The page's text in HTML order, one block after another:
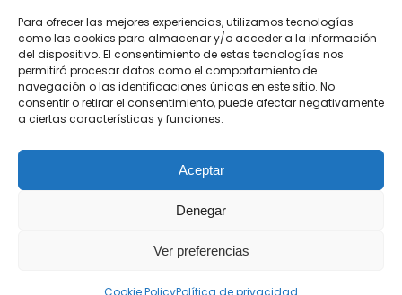
Para ofrecer las mejores experiencias, utilizamos tecnologías
como las cookies para almacenar y/o acceder a la información
del dispositivo. El consentimiento de estas tecnologías nos
permitirá procesar datos como el comportamiento de
navegación o las identificaciones únicas en este sitio. No
consentir o retirar el consentimiento, puede afectar negativamente
a ciertas características y funciones.
Aceptar
Denegar
Ver preferencias
Cookie PolicyPolítica de privacidad
Panel Cookies
Política de privacidad
contacto@nostresol.com
Canal de Denuncias
Trabaja con nosotros
contacto@nostresol.com